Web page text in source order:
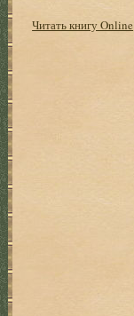
Читать книгу Online